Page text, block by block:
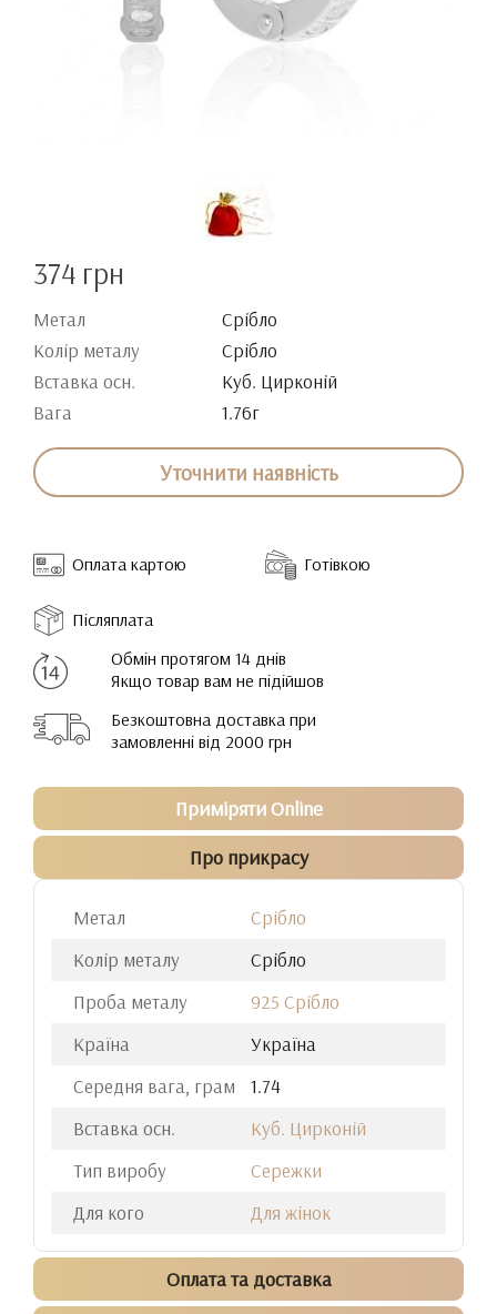
374 грн
Метал
Срібло
Колір металу
Срібло
Вставка осн.
Куб. Цирконій
Вага
1.76г
Уточнити наявність
Оплата картою Готівкою
Післяплата
Обмін протягом 14 днів
Якщо товар вам не підійшов
Безкоштовна доставка при
замовленні від 2000 грн
Приміряти Online
Про прикрасу
Метал
Срібло
Колір металу
Срібло
Проба металу
925 Срібло
Країна
Україна
Середня вага, грам
1.74
Вставка осн.
Куб. Цирконій
Тип виробу
Сережки
Для кого
Для жінок
Оплата та доставка